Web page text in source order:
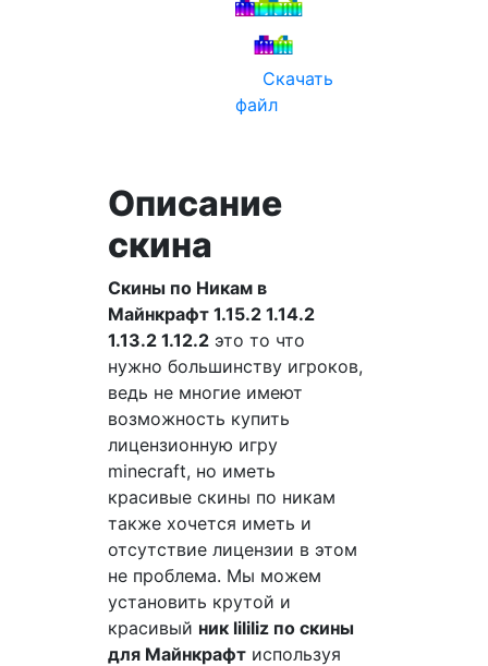
Скачать
файл
Описание
скина
Скины по Никам в
Майнкрафт 1.15.2 1.14.2
1.13.2 1.12.2это то что
нужно большинству игроков,
ведь не многие имеют
возможность купить
лицензионную игру
minecraft, но иметь
красивые скины по никам
также хочется иметь и
отсутствие лицензии в этом
не проблема. Мы можем
установить крутой и
красивый ник lililiz по скины
для Майнкрафтиспользуя